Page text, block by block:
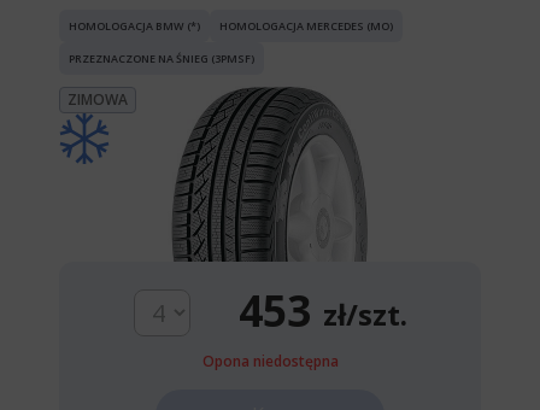
HOMOLOGACJA BMW (*) HOMOLOGACJA MERCEDES (MO)
PRZEZNACZONE NA ŚNIEG (3PMSF)
ZIMOWA
453 zł/szt.
Opona niedostępna